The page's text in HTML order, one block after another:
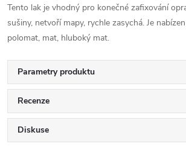
Tento lak je vhodný pro konečné zafixování
sušiny, netvoří mapy, rychle zasychá. Je
polomat, mat, hluboký mat.
Parametry produktu
Recenze
Diskuse